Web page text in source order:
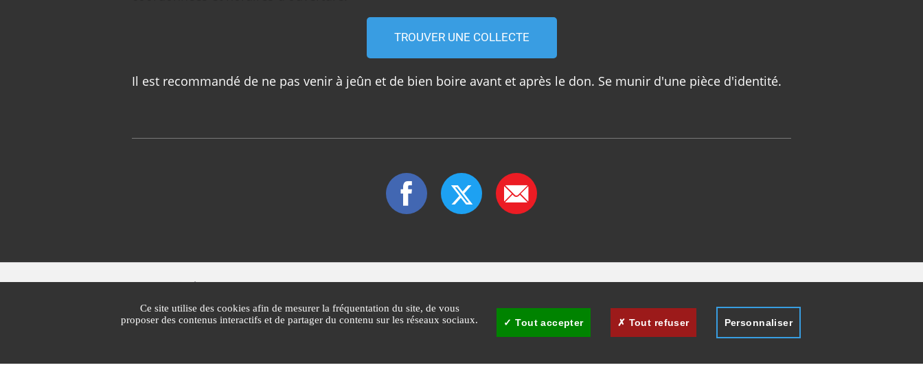
TROUVER UNE COLLECTE
Il est recommandé de ne pas venir à jeûn et de bien boire avant et après le don. Se munir d'une pièce d'identité.
Mairie de Cannes
CS 30140
06414 Cedex Cannes
Ce site utilise des cookies afin de mesurer la fréquentation du site, de vous
proposer des contenus interactifs et de partager du contenu sur les réseaux sociaux.
Tout accepter Tout refuser Personnaliser